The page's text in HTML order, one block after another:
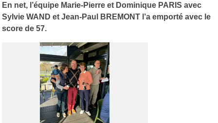
En net, l’équipe Marie-Pierre et Dominique PARIS avec
Sylvie WAND et Jean-Paul BREMONT l’a emporté avec le
score de 57.